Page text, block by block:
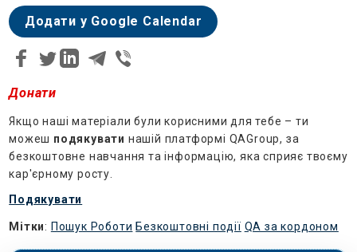
Додати у Google Calendar
Донати
Якщо наші матеріали були корисними для тебе – ти
можеш подякувати нашій платформі QAGroup, за
безкоштовне навчання та інформацію, яка сприяє твоєму
кар'єрному росту.
Подякувати
Мітки: Пошук Роботи Безкоштовні події QA за кордоном